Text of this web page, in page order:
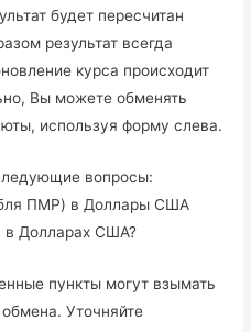
будет пересчитан
результат всегда
курса происходит
Вы можете обменять
используя форму слева.
вопросы:
ПМР) в Доллары США
в Долларах США?
пункты могут взымать
Уточняйте